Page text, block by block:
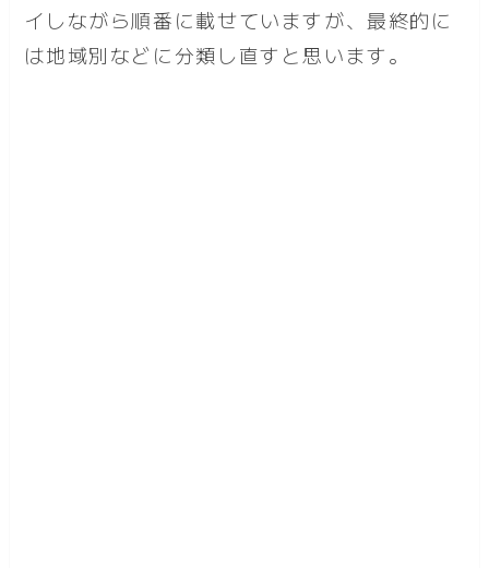
イしながら順番に載せていますが、最終的に
は地域別などに分類し直すと思います。